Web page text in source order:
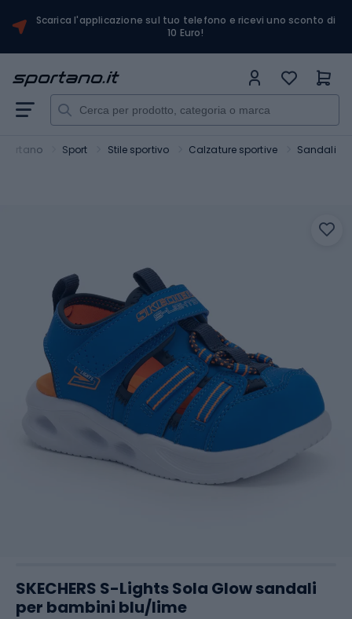
Scarica l'applicazione sul tuo telefono e ricevi uno sconto di
10 Euro!
Sport Stile sportivo Calzature sportive Sandali
SKECHERS S-Lights Sola Glow sandali
per bambini blu/lime